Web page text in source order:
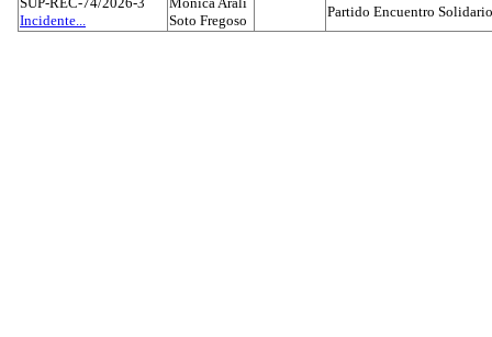
Incidente...
Soto Fregoso
Partido Encuentro